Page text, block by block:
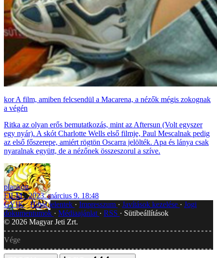
A film, amiben felcsendül a Macarena, a nézők mégis zokognak
a végén
Ritka az olyan erős bemutatkozás, mint az Aftersun (Volt egyszer
egy nyár). A skót Charlotte Wells első filmje, Paul Mescalnak pedig
az első főszerepe, amiért rögtön Oscarra jelölték. Apa és lánya csak
nyaralnak együtt, de a nézőnek összeszorul a szíve.
plankog
FILM
2023. március 9. 18:48
GYIK Hibát jelentek Impresszum Javítások kezelése
Jogi
dokumentumok
Médiaajánlat RSS
Sütibeállítások
© 2026 Magyar Jeti Zrt.
Vége